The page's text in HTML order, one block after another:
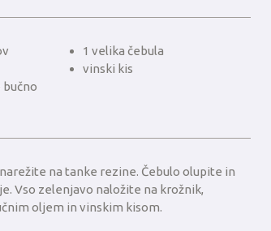
1 velika čebula
vinski kis
na tanke rezine. Čebulo olupite in
Vso zelenjavo naložite na krožnik,
oljem in vinskim kisom.